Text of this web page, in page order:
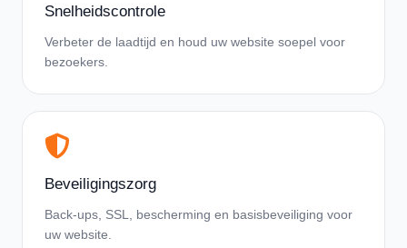
Snelheidscontrole
Verbeter de laadtijd en houd uw website soepel voor
bezoekers.
Beveiligingszorg
Back-ups, SSL, bescherming en basisbeveiliging voor
uw website.